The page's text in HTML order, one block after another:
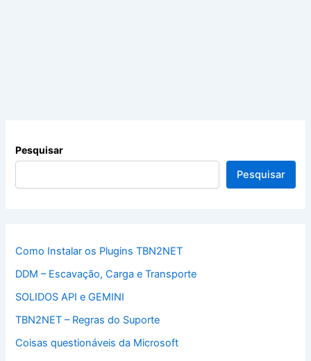
Pesquisar
Pesquisar
Como Instalar os Plugins TBN2NET
DDM – Escavação, Carga e Transporte
SOLIDOS API e GEMINI
TBN2NET – Regras do Suporte
Coisas questionáveis da Microsoft